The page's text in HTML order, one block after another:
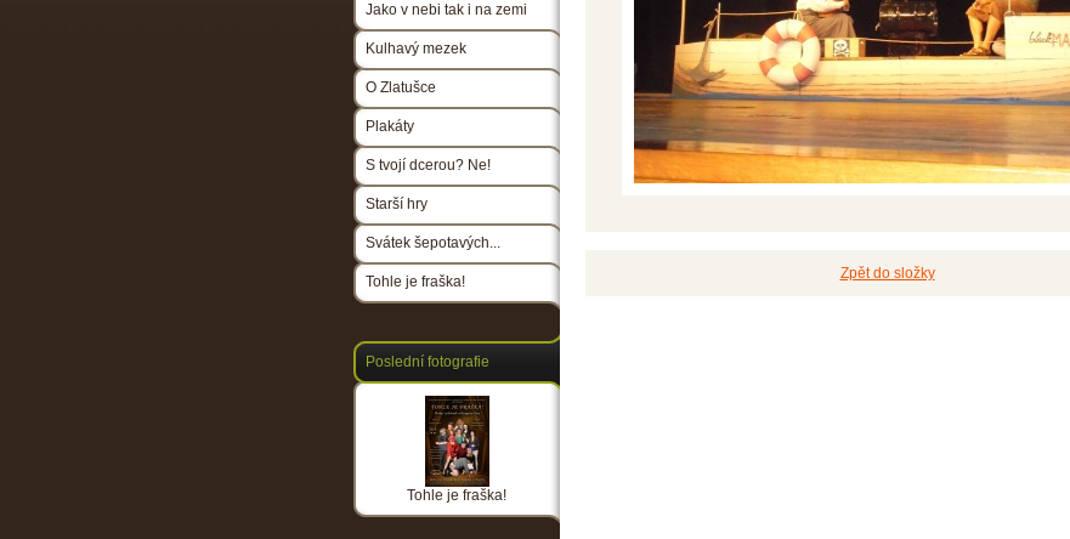
Zpět do složky
Jako v nebi tak i na zemi
Kulhavý mezek
O Zlatušce
Plakáty
S tvojí dcerou? Ne!
Starší hry
Svátek šepotavých...
Tohle je fraška!
Poslední fotografie
Tohle je fraška!